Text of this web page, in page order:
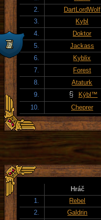
2.
DartLordWolf
3.
Kybl
4.
Doktor
5.
Jackass
6.
Kyblix
7.
Forest
8.
Ataturk
9.
Kýbl™
10.
Cheprer
Hráč
1.
Rebel
2.
Galdrin